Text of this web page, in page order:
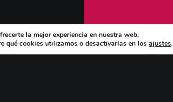
la mejor experiencia en nuestra web.
qué cookies utilizamos o desactivarlas en losajustes.